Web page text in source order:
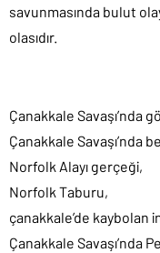
savunmasında bulut
olasıdır.
Çanakkale Savaşı’nda
Çanakkale Savaşı’nda
Norfolk Alayı gerçeği,
Norfolk Taburu,
çanakkale’de kaybolan
Çanakkale Savaşı’nda